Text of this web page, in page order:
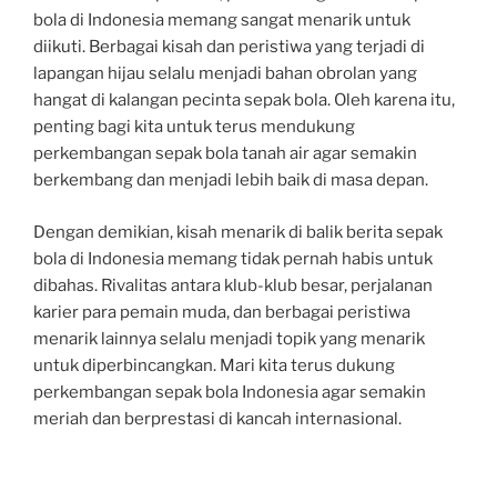
bola di Indonesia memang sangat menarik untuk
diikuti. Berbagai kisah dan peristiwa yang terjadi di
lapangan hijau selalu menjadi bahan obrolan yang
hangat di kalangan pecinta sepak bola. Oleh karena itu,
penting bagi kita untuk terus mendukung
perkembangan sepak bola tanah air agar semakin
berkembang dan menjadi lebih baik di masa depan.
Dengan demikian, kisah menarik di balik berita sepak
bola di Indonesia memang tidak pernah habis untuk
dibahas. Rivalitas antara klub-klub besar, perjalanan
karier para pemain muda, dan berbagai peristiwa
menarik lainnya selalu menjadi topik yang menarik
untuk diperbincangkan. Mari kita terus dukung
perkembangan sepak bola Indonesia agar semakin
meriah dan berprestasi di kancah internasional.